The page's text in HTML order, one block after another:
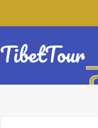
TibetTour